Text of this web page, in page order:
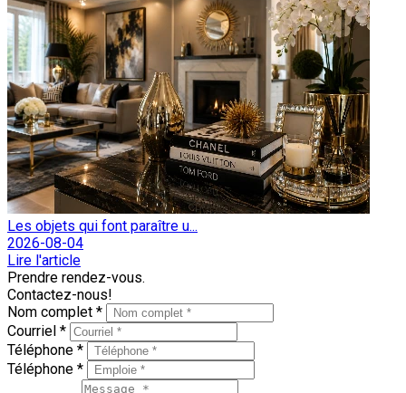
Les objets qui font paraître u...
2026-08-04
Lire l'article
Prendre rendez-vous.
Contactez-nous!
Nom complet *
Courriel *
Téléphone *
Téléphone *